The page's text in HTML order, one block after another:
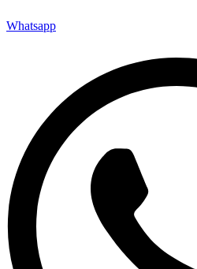
Whatsapp